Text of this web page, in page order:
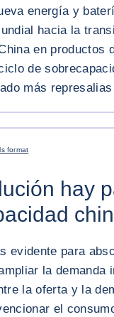
energía y
hacia la
en productos
de
más
format
hay
evidente para
la demanda
la oferta y la
el